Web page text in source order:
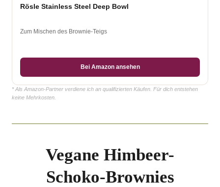
Rösle Stainless Steel Deep Bowl
Zum Mischen des Brownie-Teigs
Bei Amazon ansehen
* Als Amazon-Partner verdiene ich an qualifizierten Käufen. Für dich entstehen
keine Mehrkosten.
Vegane Himbeer-
Schoko-Brownies